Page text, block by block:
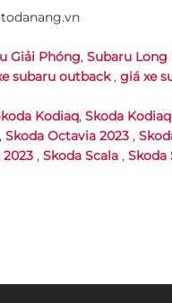
Giải Phóng, Subaru Long
subaru outback, giá xe
Kodiaq, Skoda
Skoda Octavia 2023,
, Skoda Scala, Skoda